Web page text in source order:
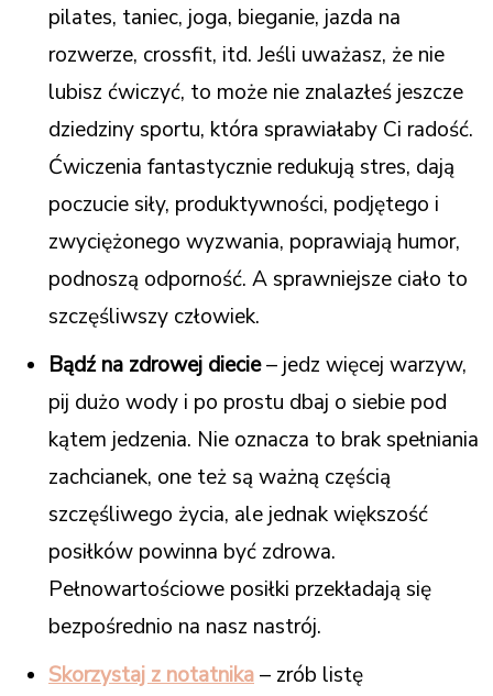
pilates, taniec, joga, bieganie, jazda na
rozwerze, crossfit, itd. Jeśli uważasz, że nie
lubisz ćwiczyć, to może nie znalazłeś jeszcze
dziedziny sportu, która sprawiałaby Ci radość.
Ćwiczenia fantastycznie redukują stres, dają
poczucie siły, produktywności, podjętego i
zwyciężonego wyzwania, poprawiają humor,
podnoszą odporność. A sprawniejsze ciało to
szczęśliwszy człowiek.
Bądź na zdrowej diecie– jedz więcej warzyw,
pij dużo wody i po prostu dbaj o siebie pod
kątem jedzenia. Nie oznacza to brak spełniania
zachcianek, one też są ważną częścią
szczęśliwego życia, ale jednak większość
posiłków powinna być zdrowa.
Pełnowartościowe posiłki przekładają się
bezpośrednio na nasz nastrój.
Skorzystaj z notatnika– zrób listę